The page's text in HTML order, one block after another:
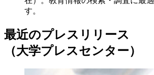
す。
最近のプレスリリース
（大学プレスセンター）